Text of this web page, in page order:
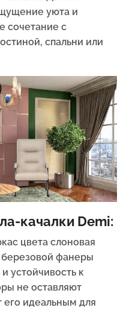
уюта и
сочетание с
спальни или
качалки Demi:
цвета слоновая
березовой фанеры
устойчивость к
не оставляют
его идеальным для